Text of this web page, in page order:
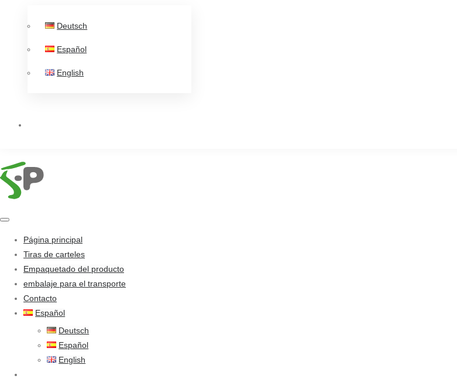
Deutsch
Español
English
Página principal
Tiras de carteles
Empaquetado del producto
embalaje para el transporte
Contacto
Español
Deutsch
Español
English